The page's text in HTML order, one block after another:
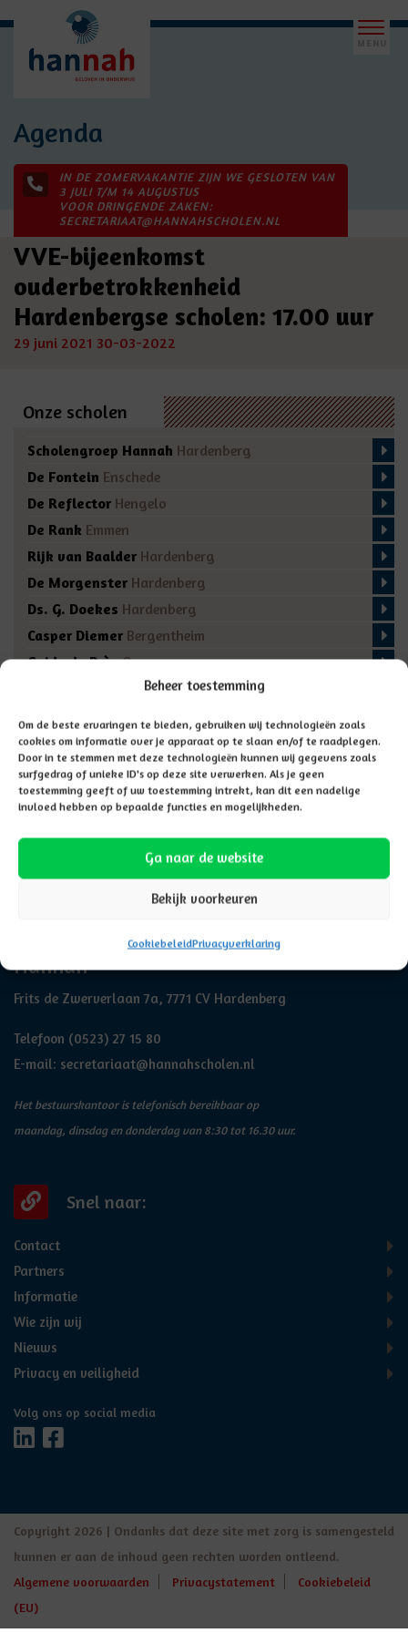
Beheer toestemming
Om de beste ervaringen te bieden, gebruiken wij technologieën zoals
cookies om informatie over je apparaat op te slaan en/of te raadplegen.
Door in te stemmen met deze technologieën kunnen wij gegevens zoals
surfgedrag of unieke ID's op deze site verwerken. Als je geen
toestemming geeft of uw toestemming intrekt, kan dit een nadelige
invloed hebben op bepaalde functies en mogelijkheden.
Ga naar de website
Bekijk voorkeuren
CookiebeleidPrivacyverklaring
Agenda
IN DE ZOMERVAKANTIE ZIJN WE GESLOTEN VAN
3 JULI T/M 14 AUGUSTUS
VOOR DRINGENDE ZAKEN:
SECRETARIAAT@HANNAHSCHOLEN.NL
VVE-bijeenkomst
ouderbetrokkenheid
Hardenbergse scholen: 17.00 uur
29 juni 2021 30-03-2022
Onze scholen
Scholengroep Hannah Hardenberg
De Fontein Enschede
De Reflector Hengelo
De Rank Emmen
Rijk van Baalder Hardenberg
De Morgenster Hardenberg
Ds. G. Doekes Hardenberg
Casper Diemer Bergentheim
Guido de BrèsOmmen
Marienberg
DominoDen Ham
De BronEnschede
Hannah
Frits de Zwerverlaan 7a, 7771 CV Hardenberg
Telefoon (0523) 27 15 80
E-mail: secretariaat@hannahscholen.nl
Het bestuurskantoor is telefonisch bereikbaar op
maandag, dinsdag en donderdag van 8:30 tot 16.30 uur.
Snel naar:
Contact
Partners
Informatie
Wie zijn wij
Nieuws
Privacy en veiligheid
Volg ons op social media
Copyright 2026 | Ondanks dat deze site met zorg is samengesteld
kunnen er aan de inhoud geen rechten worden ontleend.
Algemene voorwaarden
Privacystatement
Cookiebeleid
(EU)